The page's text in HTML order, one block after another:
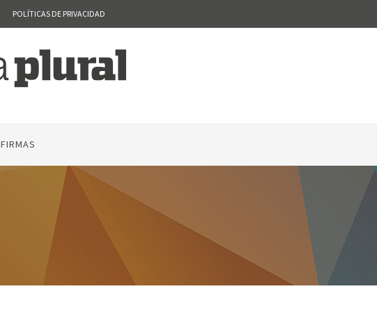
POLÍTICAS DE PRIVACIDAD
FIRMAS